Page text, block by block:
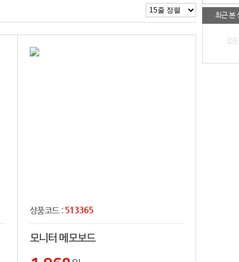
최근 본
없음
상품코드 : 513365
모니터 메모보드